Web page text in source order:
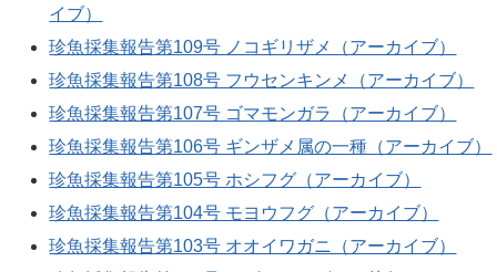
イブ）
珍魚採集報告第109号 ノコギリザメ（アーカイブ）
珍魚採集報告第108号 フウセンキンメ（アーカイブ）
珍魚採集報告第107号 ゴマモンガラ（アーカイブ）
珍魚採集報告第106号 ギンザメ属の一種（アーカイブ）
珍魚採集報告第105号 ホシフグ（アーカイブ）
珍魚採集報告第104号 モヨウフグ（アーカイブ）
珍魚採集報告第103号 オオイワガニ（アーカイブ）